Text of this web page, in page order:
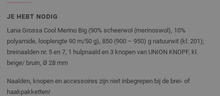
JE HEBT NODIG
Lana Grossa Cool Merino Big (90% scheerwol (merinoswol), 10%
polyamide, looplengte 90 m/50 g), 850 (900 – 950) g natuurwit (kl. 201);
breinaalden nr. 5 en 7, 1 hulpnaald en 3 knopen van UNION KNOPF, kl.
beige/ bruin, Ø 28 mm
Naalden, knopen en accessoires zijn niet inbegrepen bij de brei- of
haakpakketten!